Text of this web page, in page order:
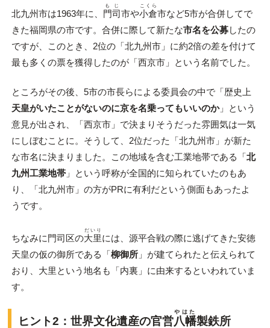
北九州市は1963年に、 門司
もじ
市や小倉
こくら
市など5市が合併してで
きた福岡県の市です。合併に際して新たな市名を公募したの
ですが、このとき、2位の「北九州市」に約2倍の差を付けて
最も多くの票を獲得したのが「西京市」という名前でした。
ところがその後、5市の市長らによる委員会の中で「歴史上
天皇がいたことがないのに京を名乗ってもいいのか」という
意見が出され、「西京市」で決まりそうだった雰囲気は一気
にしぼむことに。そうして、2位だった「北九州市」が新た
な市名に決まりました。この地域を含む工業地帯である「北
九州工業地帯」という呼称が全国的に知られていたのもあ
り、「北九州市」の方がPRに有利だという側面もあったよ
うです。
ちなみに門司区の大里
だいり
には、源平合戦の際に逃げてきた安徳
天皇の仮の御所である「柳御所」が建てられたと伝えられて
おり、大里という地名も「内裏」に由来するといわれていま
す。
ヒント2：世界文化遺産の官営八幡
やはた
製鉄所